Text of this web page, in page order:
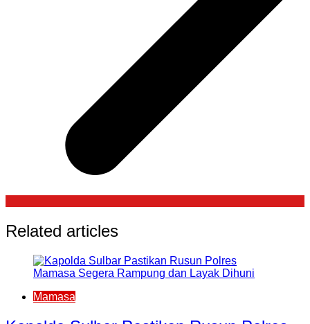
Related articles
Mamasa